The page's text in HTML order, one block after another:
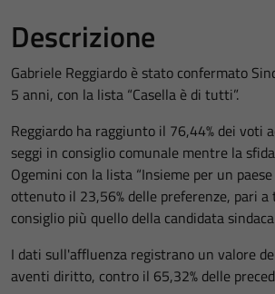
Descrizione
Gabriele Reggiardo è stato confermato
5 anni, con la lista “Casella è di tutti”.
Reggiardo ha raggiunto il 76,44% dei voti
seggi in consiglio comunale mentre la
Ogemini con la lista “Insieme per un paese
ottenuto il 23,56% delle preferenze, pari a
consiglio più quello della candidata
I dati sull'affluenza registrano un valore
aventi diritto, contro il 65,32% delle